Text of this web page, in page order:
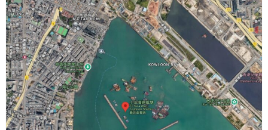
size.size.size.